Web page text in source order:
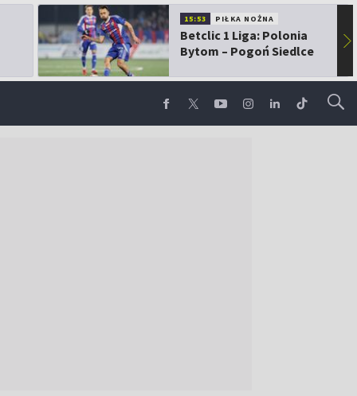
15:53 PIŁKA NOŻNA
Betclic 1 Liga: Polonia
Bytom – Pogoń Siedlce
▶